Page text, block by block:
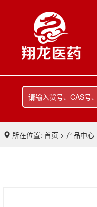
所在位置: 首页 > 产品中心